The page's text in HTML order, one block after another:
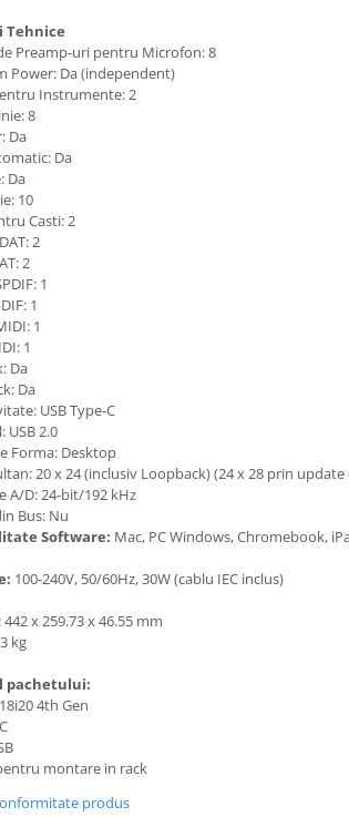
copii
Tehnice
Preamp-uri pentru Microfon: 8
Power: Da (independent)
Instrumente: 2
8
Da
Da
Da
10
Casti: 2
2
2
1
1
1
1
Da
Da
USB Type-C
USB 2.0
Forma: Desktop
20 x 24 (inclusiv Loopback) (24 x 28 prin
A/D: 24-bit/192 kHz
Bus: Nu
Software: Mac, PC Windows, Chromebook,
100-240V, 50/60Hz, 30W (cablu IEC inclus)
x 259.73 x 46.55 mm
kg
pachetului:
4th Gen
montare in rack
produs